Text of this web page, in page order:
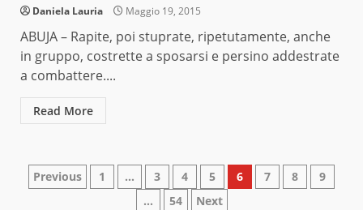
Daniela Lauria Maggio 19, 2015
ABUJA – Rapite, poi stuprate, ripetutamente, anche
in gruppo, costrette a sposarsi e persino addestrate
a combattere....
Read More
Paginazione
Previous 1 … 3 4 5 6 7 8
9
…
54 Next